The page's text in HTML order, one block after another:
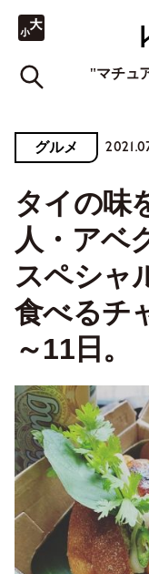
"マチュ
グルメ
タイの味
人・アベ
スペシャ
食べるチ
～11日。